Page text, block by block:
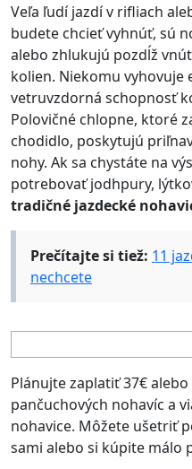
Veľa ľudí jazdí v rifliach
budete chcieť vyhnúť, sú
alebo zhlukujú pozdĺž
kolien. Niekomu vyhovuje
vetruvzdorná schopnosť
Polovičné chlopne, ktoré
chodidlo, poskytujú
nohy. Ak sa chystáte na
potrebovať jodhpury,
tradičné jazdecké
Prečítajte si tiež: 11
nechcete
Plánujte zaplatiť 37€
pančuchových nohavíc a
nohavice. Môžete ušetriť
sami alebo si kúpite málo